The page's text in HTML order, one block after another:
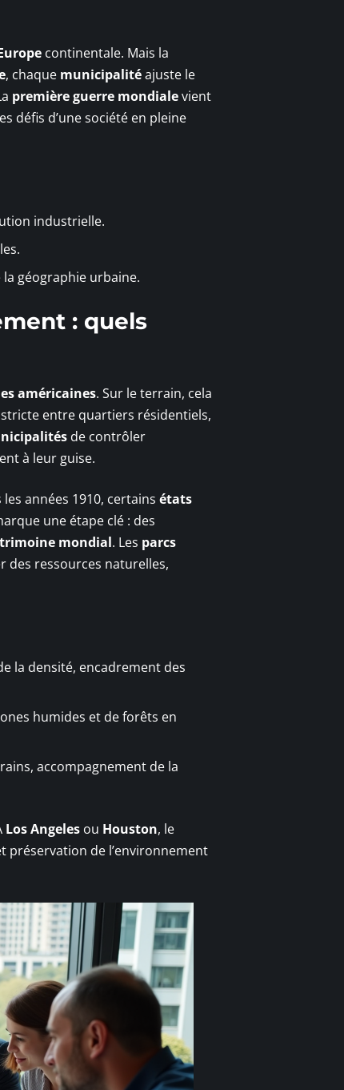
continentale. Mais la
, chaque municipalitéajuste le
première guerre mondialevient
défis d’une société en pleine
industrielle.
géographie urbaine.
: quels
américaines. Sur le terrain, cela
entre quartiers résidentiels,
de contrôler
à leur guise.
années 1910, certains états
une étape clé : des
mondial. Les parcs
des ressources naturelles,
la densité, encadrement des
humides et de forêts en
accompagnement de la
Los Angeles ou Houston, le
préservation de l’environnement